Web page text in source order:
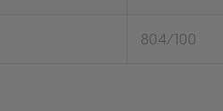
80.4/100